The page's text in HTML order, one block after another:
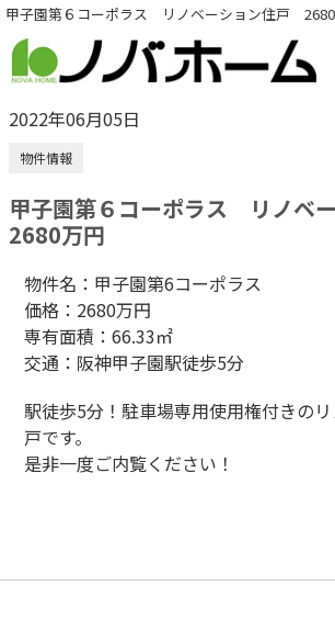
甲子園第６コーポラス リノベーション住戸
2022年06月05日
物件情報
甲子園第６コーポラス リノベ
2680万円
物件名：甲子園第6コーポラス
価格：2680万円
専有面積：66.33㎡
交通：阪神甲子園駅徒歩5分
駅徒歩5分！駐車場専用使用権付きの
戸です。
是非一度ご内覧ください！